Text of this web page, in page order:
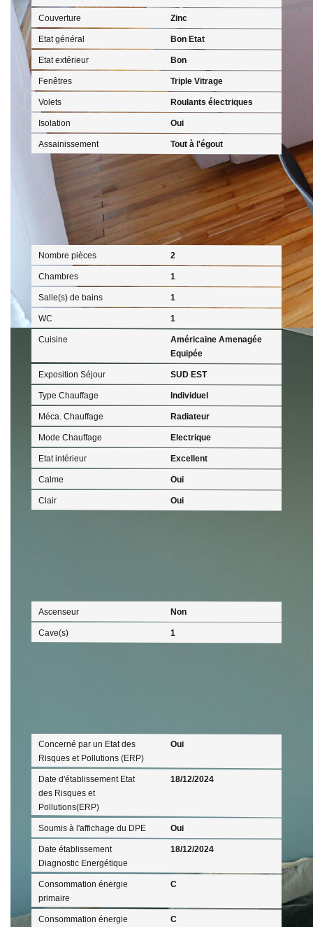
Couverture Zinc
Etat général Bon Etat
Etat extérieur Bon
Fenêtres Triple Vitrage
Volets Roulants électriques
Isolation Oui
Assainissement Tout à l'égout
Intérieur
Nombre pièces 2
Chambres 1
Salle(s) de bains 1
WC 1
Cuisine
Américaine Amenagée
Equipée
Exposition Séjour SUD EST
Type Chauffage Individuel
Méca. Chauffage Radiateur
Mode Chauffage Electrique
Etat intérieur Excellent
Calme Oui
Clair Oui
Ascenseur Non
Cave(s) 1
Concerné par un Etat des
Risques et Pollutions (ERP)
Oui
Date d'établissement Etat
des Risques et
Pollutions(ERP)
18/12/2024
Soumis à l'affichage du DPE Oui
Date établissement
Diagnostic Energétique
18/12/2024
Consommation énergie
primaire
C
Consommation énergie
C